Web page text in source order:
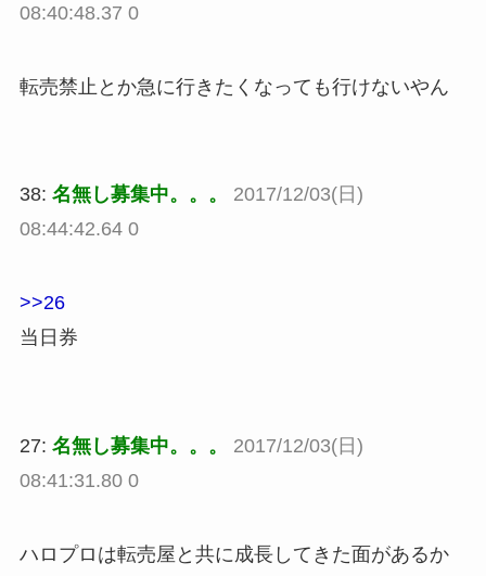
08:40:48.37 0
転売禁止とか急に行きたくなっても行けないやん
38: 名無し募集中。。。
2017/12/03(日)
08:44:42.64 0
>>26
当日券
27: 名無し募集中。。。
2017/12/03(日)
08:41:31.80 0
ハロプロは転売屋と共に成長してきた面があるか